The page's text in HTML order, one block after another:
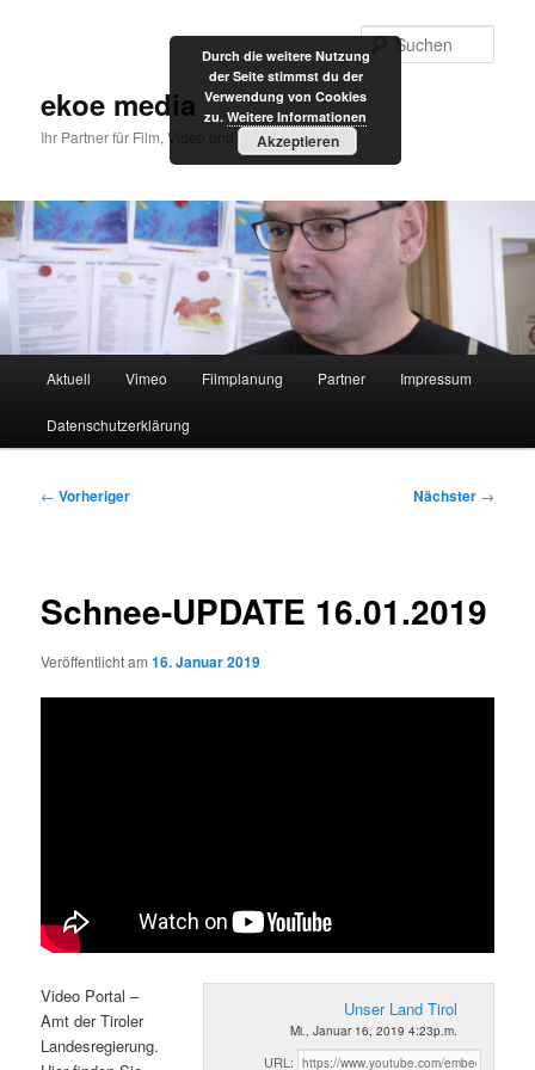
ekoe media
Ihr Partner für Film, Video und Internet
Aktuell Vimeo Filmplanung Partner Impressum
Datenschutzerklärung
Beitragsnavigation
← Vorheriger Nächster →
Schnee-UPDATE 16.01.2019
Veröffentlicht am16. Januar 2019
Unser Land Tirol
Mi., Januar 16, 2019 4:23p.m.
URL:
Video Portal –
Amt der Tiroler
Landesregierung.
Durch die weitere Nutzung
der Seite stimmst du der
Verwendung von Cookies
zu. Weitere Informationen
Akzeptieren